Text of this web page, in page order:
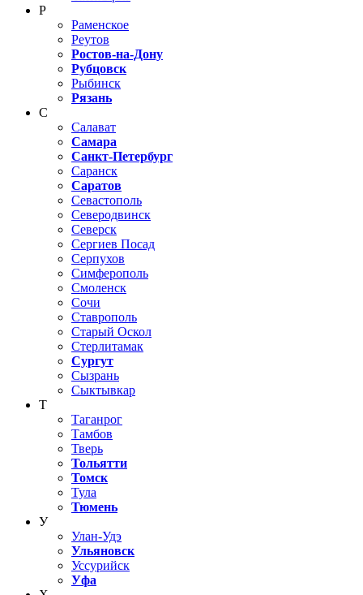
Р
Раменское
Реутов
Ростов-на-Дону
Рубцовск
Рыбинск
Рязань
С
Салават
Самара
Санкт-Петербург
Саранск
Саратов
Севастополь
Северодвинск
Северск
Сергиев Посад
Серпухов
Симферополь
Смоленск
Сочи
Ставрополь
Старый Оскол
Стерлитамак
Сургут
Сызрань
Сыктывкар
Т
Таганрог
Тамбов
Тверь
Тольятти
Томск
Тула
Тюмень
У
Улан-Удэ
Ульяновск
Уссурийск
Уфа